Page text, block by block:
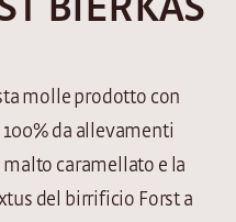
molle prodotto con
da allevamenti
caramellato e la
del birrificio Forst a